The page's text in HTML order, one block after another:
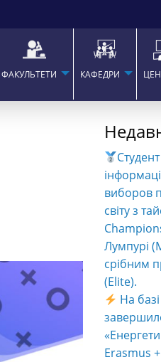
ФАКУЛЬТЕТИ КАФЕДРИ
виборов
світу з
Лумпурі
срібним
(Elite).
На
Erasmus